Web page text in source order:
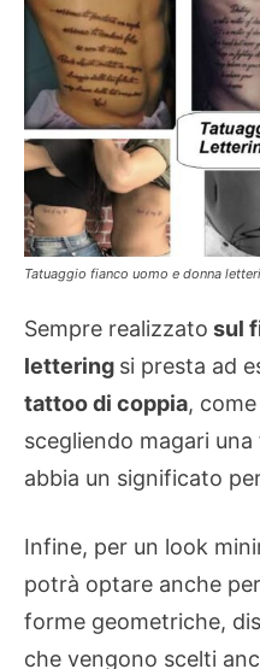
Tatuaggio fianco uomo e donna
Sempre realizzato sul
lettering si presta ad
tattoo di coppia,
scegliendo magari
abbia un significato
Infine, per un look
potrà optare anche
forme geometriche,
che vengono scelti